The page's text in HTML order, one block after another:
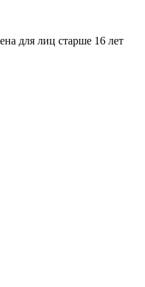
для лиц старше 16 лет